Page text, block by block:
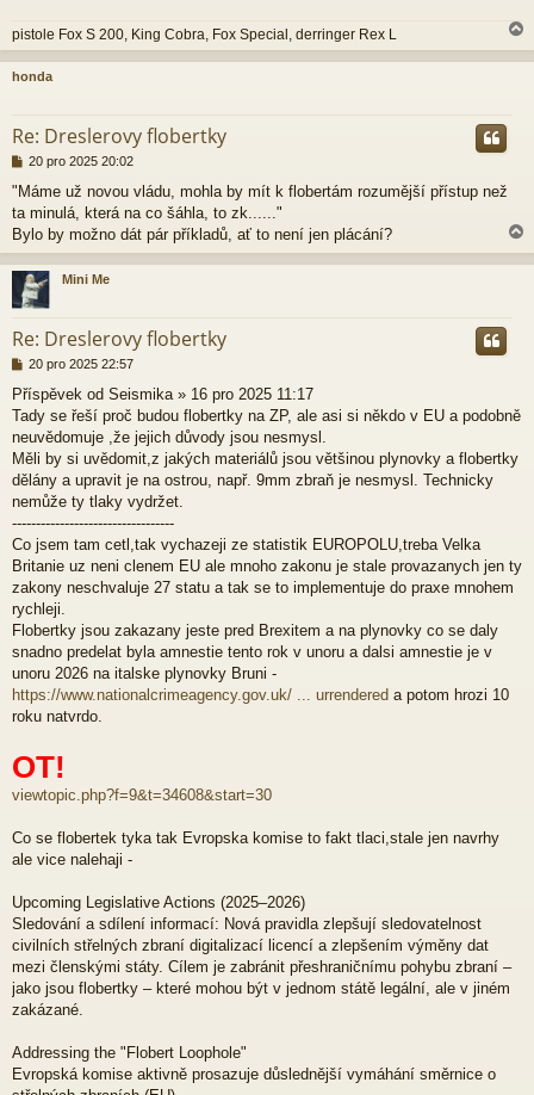
pistole Fox S 200, King Cobra, Fox Special, derringer Rex L
a
h
honda
Re: Dreslerovy flobertky
P
í
s
p
v
e
k
20 pro 2025 20:02
"Máme už novou vládu, mohla by mít k flobertám rozumější přístup než
ta minulá, která na co šáhla, to zk......"
Bylo by možno dát pár příkladů, ať to není jen plácání?
a
h
Mini Me
Re: Dreslerovy flobertky
P
í
s
p
ě
v
e
k
20 pro 2025 22:57
Příspěvek od Seismika » 16 pro 2025 11:17
Tady se řeší proč budou flobertky na ZP, ale asi si někdo v EU a podobně
neuvědomuje ,že jejich důvody jsou nesmysl.
Měli by si uvědomit,z jakých materiálů jsou většinou plynovky a flobertky
dělány a upravit je na ostrou, např. 9mm zbraň je nesmysl. Technicky
nemůže ty tlaky vydržet.
----------------------------------
Co jsem tam cetl,tak vychazeji ze statistik EUROPOLU,treba Velka
Britanie uz neni clenem EU ale mnoho zakonu je stale provazanych jen ty
zakony neschvaluje 27 statu a tak se to implementuje do praxe mnohem
rychleji.
Flobertky jsou zakazany jeste pred Brexitem a na plynovky co se daly
snadno predelat byla amnestie tento rok v unoru a dalsi amnestie je v
unoru 2026 na italske plynovky Bruni -
https://www.nationalcrimeagency.gov.uk/ ... urrendered a potom hrozi 10
roku natvrdo.
OT!
viewtopic.php?f=9&t=34608&start=30
Co se flobertek tyka tak Evropska komise to fakt tlaci,stale jen navrhy
ale vice nalehaji -
Upcoming Legislative Actions (2025–2026)
Sledování a sdílení informací: Nová pravidla zlepšují sledovatelnost
civilních střelných zbraní digitalizací licencí a zlepšením výměny dat
mezi členskými státy. Cílem je zabránit přeshraničnímu pohybu zbraní –
jako jsou flobertky – které mohou být v jednom státě legální, ale v jiném
zakázané.
Addressing the "Flobert Loophole"
Evropská komise aktivně prosazuje důslednější vymáhání směrnice o